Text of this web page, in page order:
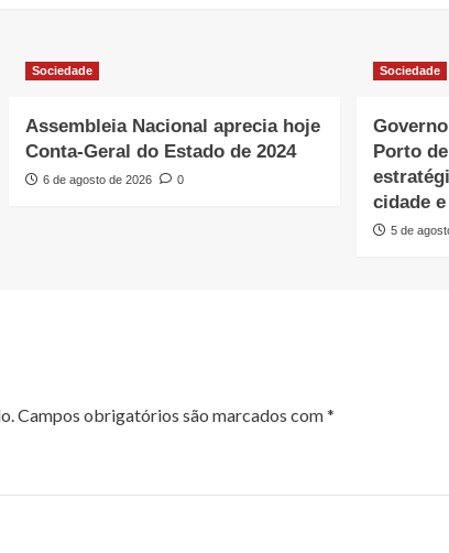
Sociedade
Assembleia Nacional aprecia hoje
Conta-Geral do Estado de 2024
6 de agosto de 2026 0
Sociedade
Porto
cidade
5 de
Campos obrigatórios são marcados com*